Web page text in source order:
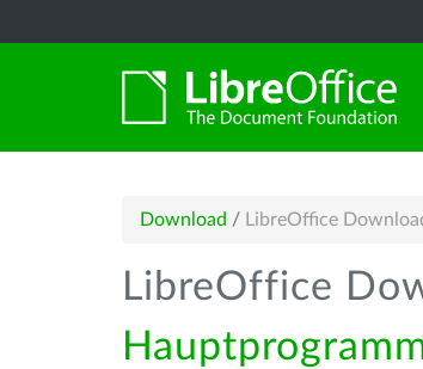
Download / LibreOffice
LibreOffice